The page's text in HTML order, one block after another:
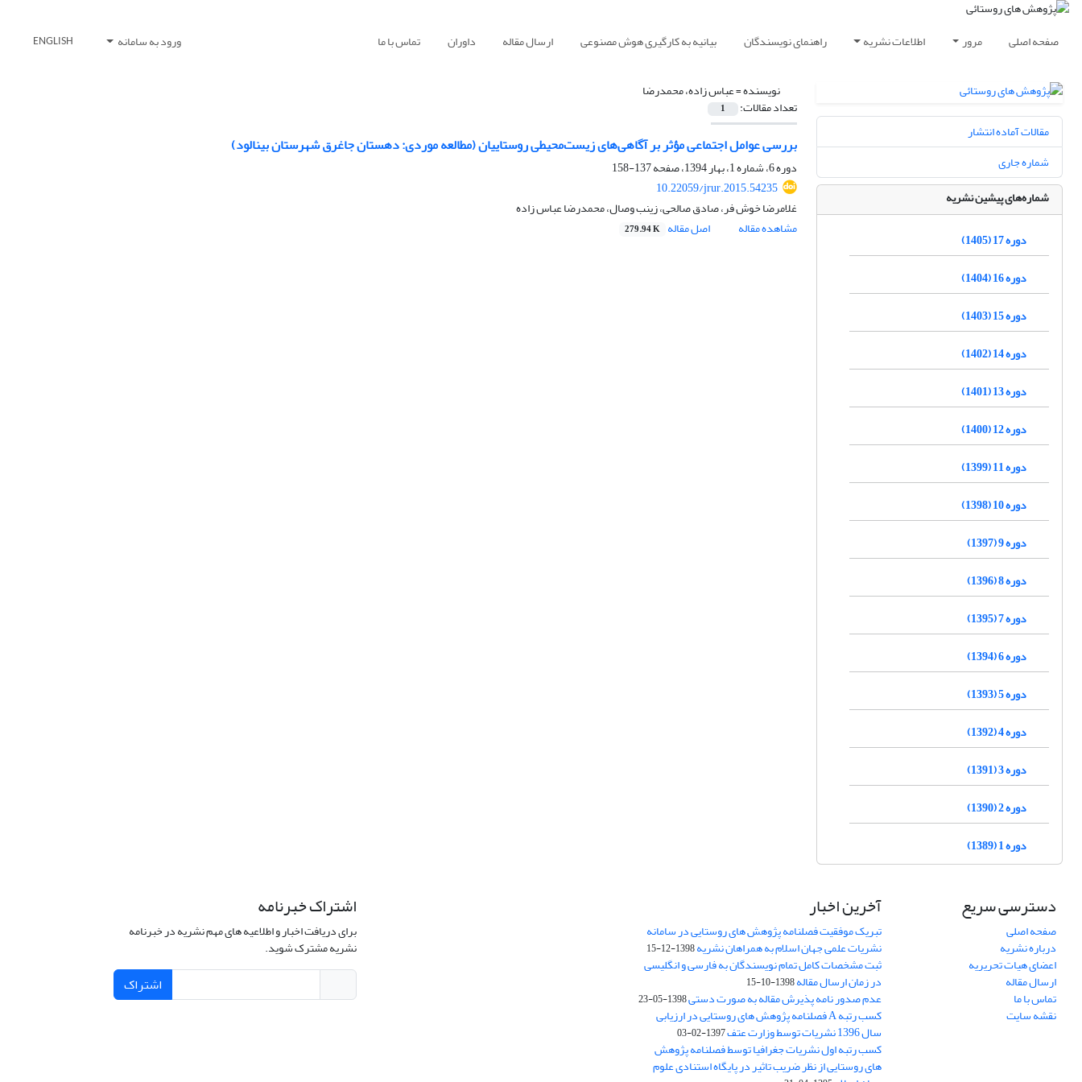
صفحه اصلی مرور اطلاعات نشریه راهنمای نویسندگان بیانیه به کارگیری هوش مصنوعی ارسال مقاله داوران تماس با ما ورود به سامانه ENGLISH
نویسنده =عباس زاده، محمدرضا
تعداد مقالات: 1
بررسی عوامل اجتماعی مؤثر بر آگاهی‌های زیست‌محیطی روستاییان (مطالعه موردی: دهستان جاغرق شهرستان بینالود)
دوره 6، شماره 1، بهار 1394، صفحه
137-158
10.22059/jrur.2015.54235
غلامرضا خوش فر، صادق صالحی، زینب وصال، محمدرضا عباس زاده
مشاهده مقاله
اصل مقاله 279.94 K
مقالات آماده انتشار
شماره جاری
شماره‌های پیشین نشریه
دوره 17 (1405)
دوره 16 (1404)
دوره 15 (1403)
دوره 14 (1402)
دوره 13 (1401)
دوره 12 (1400)
دوره 11 (1399)
دوره 10 (1398)
دوره 9 (1397)
دوره 8 (1396)
دوره 7 (1395)
دوره 6 (1394)
دوره 5 (1393)
دوره 4 (1392)
دوره 3 (1391)
دوره 2 (1390)
دوره 1 (1389)
دسترسی سریع
صفحه اصلی
درباره نشریه
اعضای هیات تحریریه
ارسال مقاله
تماس با ما
نقشه سایت
آخرین اخبار
تبریک موفقیت فصلنامه پژوهش های روستایی در سامانه
نشریات علمی جهان اسلام به همراهان نشریه1398-12-15
ثبت مشخصات کامل تمام نویسندگان به فارسی و انگلیسی
در زمان ارسال مقاله1398-10-15
عدم صدور نامه پذیرش مقاله به صورت دستی1398-05-23
کسب رتبه A فصلنامه پژوهش های روستایی در ارزیابی
سال 1396 نشریات توسط وزارت عتف 1397-02-03
کسب رتبه اول نشریات جغرافیا توسط فصلنامه پژوهش
های روستایی از نظر ضریب تاثیر در پایگاه استنادی علوم
اشتراک خبرنامه
برای دریافت اخبار و اطلاعیه های مهم نشریه در خبرنامه
نشریه مشترک شوید.
اشتراک